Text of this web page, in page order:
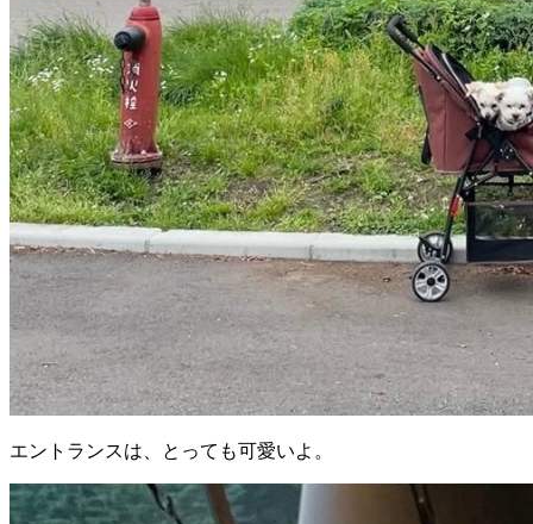
エントランスは、とっても可愛いよ。